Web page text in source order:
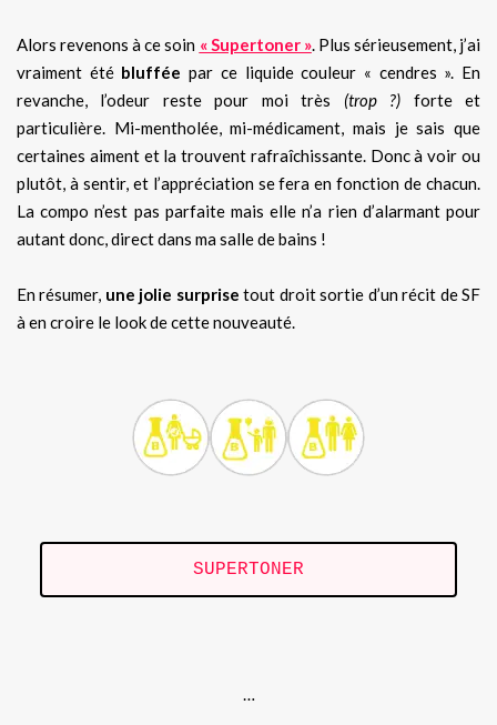
Alors revenons à ce soin « Supertoner ». Plus sérieusement, j’ai
vraiment été bluffée par ce liquide couleur « cendres ». En
revanche, l’odeur reste pour moi très (trop ?) forte et
particulière. Mi-mentholée, mi-médicament, mais je sais que
certaines aiment et la trouvent rafraîchissante. Donc à voir ou
plutôt, à sentir, et l’appréciation se fera en fonction de chacun.
La compo n’est pas parfaite mais elle n’a rien d’alarmant pour
autant donc, direct dans ma salle de bains !
En résumer, une jolie surprise tout droit sortie d’un récit de SF
à en croire le look de cette nouveauté.
SUPERTONER
…